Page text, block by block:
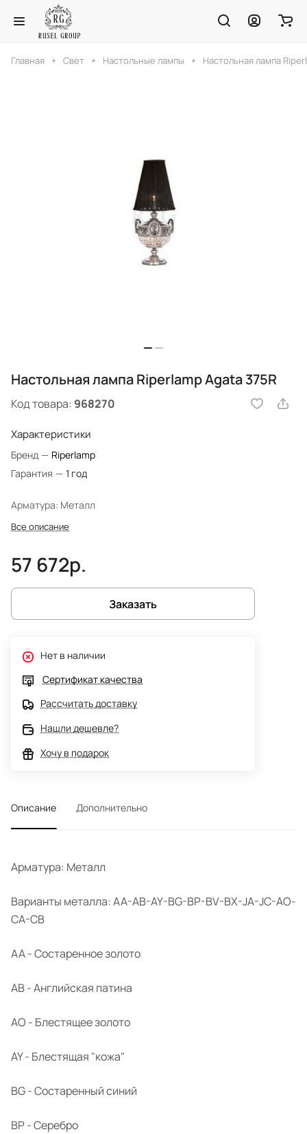
Главная Свет Настольные лампы Настольная лампа
Настольная лампа Riperlamp Agata 375R
Код товара: 968270
Характеристики
Бренд — Riperlamp
Гарантия — 1 год
Арматура: Металл
Все описание
57 672р.
Заказать
Нет в наличии
Сертификат качества
Рассчитать доставку
Нашли дешевле?
Хочу в подарок
Описание Дополнительно
Арматура: Металл
Варианты металла: AA-AB-AY-BG-BP-BV-BX-JA-JC-AO-
CA-CB
AA - Состаренное золото
AB - Английская патина
AO - Блестящее золото
AY - Блестящая "кожа"
BG - Состаренный синий
BP - Серебро